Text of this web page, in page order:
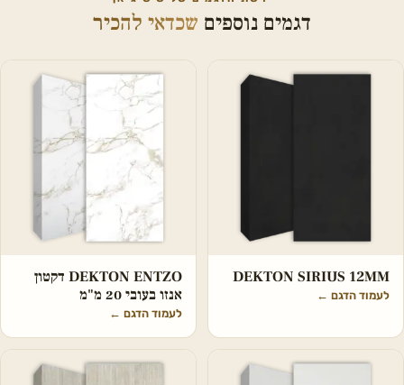
דגמים נוספים שכדאי להכיר
DEKTON SIRIUS 12MM
לעמוד הדגם ←
DEKTON ENTZO דקטון
אנזו בעובי 20 מ"מ
לעמוד הדגם ←